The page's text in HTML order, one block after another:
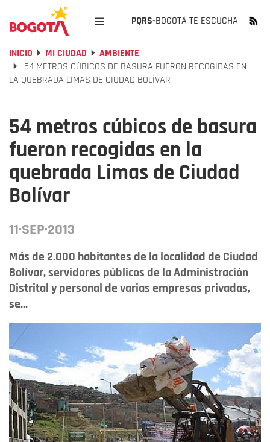
PQRS-BOGOTÁ TE ESCUCHA
INICIO MI CIUDAD
AMBIENTE
54 METROS CÚBICOS DE BASURA FUERON RECOGIDAS EN
LA QUEBRADA LIMAS DE CIUDAD BOLÍVAR
54 metros cúbicos de basura
fueron recogidas en la
quebrada Limas de Ciudad
Bolívar
11·SEP·2013
Más de 2.000 habitantes de la localidad de Ciudad
Bolívar, servidores públicos de la Administración
Distrital y personal de varias empresas privadas,
se...